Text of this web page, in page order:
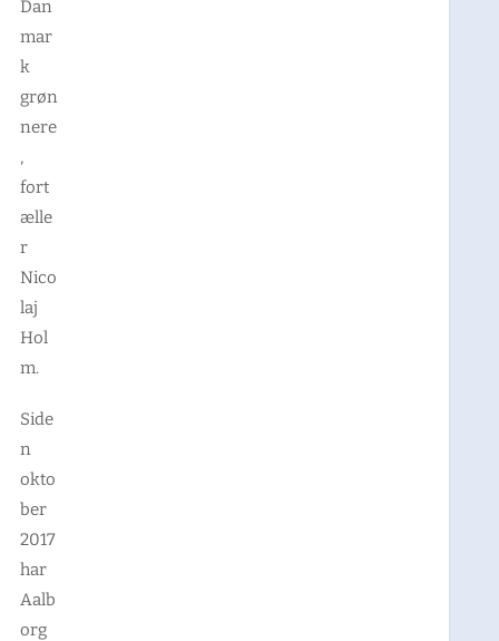
Dan
mar
k
grøn
nere
,
fort
ælle
r
Nico
laj
Hol
m.
Side
n
okto
ber
2017
har
Aalb
org